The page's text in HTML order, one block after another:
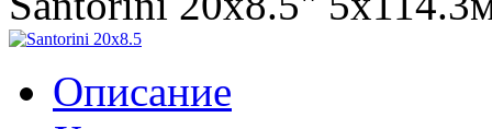
Описание